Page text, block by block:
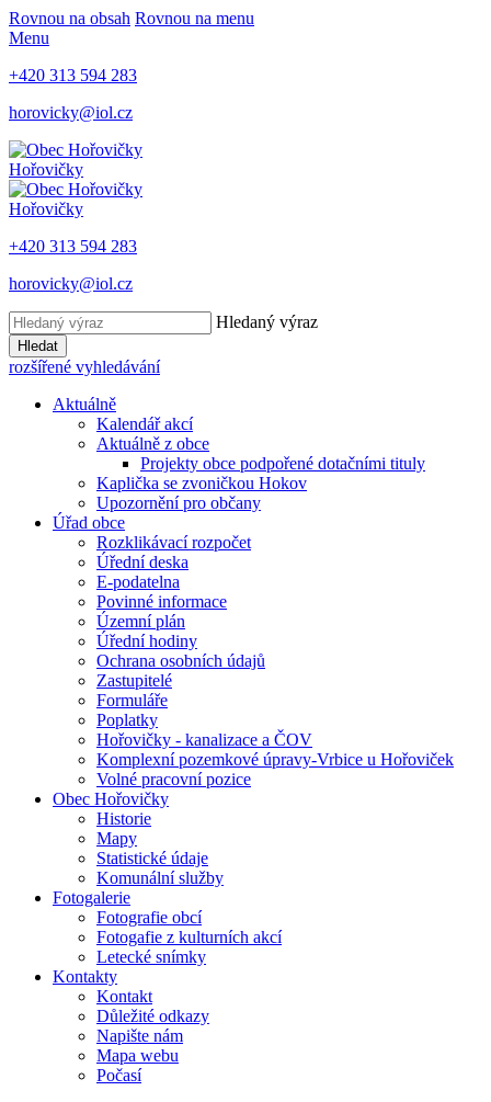
Rovnou na obsah Rovnou na menu
Menu
+420 313 594 283
horovicky@iol.cz
Hořovičky
Hořovičky
+420 313 594 283
horovicky@iol.cz
Hledaný výraz
Hledat
rozšířené vyhledávání
Aktuálně
Kalendář akcí
Aktuálně z obce
Projekty obce podpořené dotačními tituly
Kaplička se zvoničkou Hokov
Upozornění pro občany
Úřad obce
Rozklikávací rozpočet
Úřední deska
E-podatelna
Povinné informace
Územní plán
Úřední hodiny
Ochrana osobních údajů
Zastupitelé
Formuláře
Poplatky
Hořovičky - kanalizace a ČOV
Komplexní pozemkové úpravy-Vrbice u Hořoviček
Volné pracovní pozice
Obec Hořovičky
Historie
Mapy
Statistické údaje
Komunální služby
Fotogalerie
Fotografie obcí
Fotogafie z kulturních akcí
Letecké snímky
Kontakty
Kontakt
Důležité odkazy
Napište nám
Mapa webu
Počasí